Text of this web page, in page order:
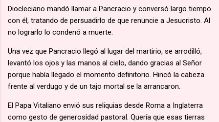
Diocleciano mandó llamar a Pancracio y conversó largo tiempo
con él, tratando de persuadirlo de que renuncie a Jesucristo. Al
no lograrlo lo condenó a muerte.
Una vez que Pancracio llegó al lugar del martirio, se arrodilló,
levantó los ojos y las manos al cielo, dando gracias al Señor
porque había llegado el momento definitorio. Hincó la cabeza
frente al verdugo y de un tajo mortal se la arrancaron.
El Papa Vitaliano envió sus reliquias desde Roma a Inglaterra
como gesto de generosidad pastoral. Quería que esas tierras